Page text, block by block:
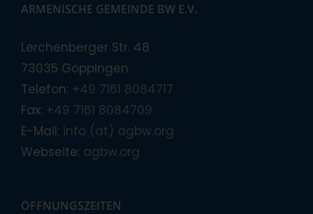
ARMENISCHE GEMEINDE BW E.V.
Lerchenberger Str. 48
73035 Göppingen
Telefon: +49 7161 8084717
Fax: +49 7161 8084709
E-Mail: info (at) agbw.org
Webseite: agbw.org
ÖFFNUNGSZEITEN